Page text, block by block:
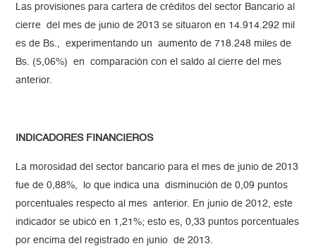
Las provisiones para cartera de créditos del sector Bancario al
cierre del mes de junio de 2013 se situaron en 14.914.292 mil
es de Bs., experimentando un aumento de 718.248 miles de
Bs. (5,06%) en comparación con el saldo al cierre del mes
anterior.
INDICADORES FINANCIEROS
La morosidad del sector bancario para el mes de junio de 2013
fue de 0,88%, lo que indica una disminución de 0,09 puntos
porcentuales respecto al mes anterior. En junio de 2012, este
indicador se ubicó en 1,21%; esto es, 0,33 puntos porcentuales
por encima del registrado en junio de 2013.